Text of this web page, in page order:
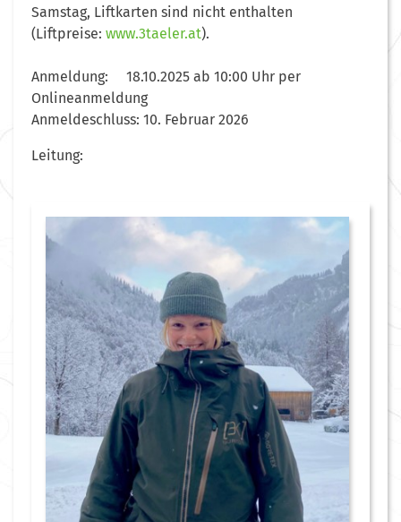
Samstag, Liftkarten sind nicht enthalten
(Liftpreise: www.3taeler.at).
Anmeldung: 18.10.2025 ab 10:00 Uhr per
Onlineanmeldung
Anmeldeschluss: 10. Februar 2026
Leitung: